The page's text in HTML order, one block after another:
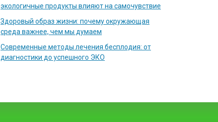
экологичные продукты влияют на самочувствие
Здоровый образ жизни: почему окружающая
среда важнее, чем мы думаем
Современные методы лечения бесплодия: от
диагностики до успешного ЭКО